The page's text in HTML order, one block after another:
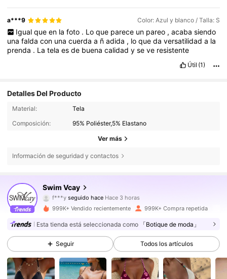
a***9 Color: Azul y blanco / Talla: S
Igual que en la foto . Lo que parece un pareo , acaba siendo
unafaldacon unacuerdaa ñadida , loquedaversatilidada la
prenda . Latelaesde buenacalidadyseve resistente
Útil (1)
Detalles Del Producto
Material:
Tela
Composición:
95% Poliéster,5% Elastano
Ver más
Información de seguridad y contactos
Swim Vcay
f***y seguido hace
c***2
está navegando
4,83
602K Seguidores
4,83 602K Seguidores
999K+ Vendido recientemente 999K+ Compra repetida
Esta tienda está seleccionada como 「Botique de moda」
Seguir Todos los artículos